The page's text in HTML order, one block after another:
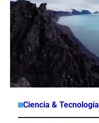
Ciencia & Tecnología